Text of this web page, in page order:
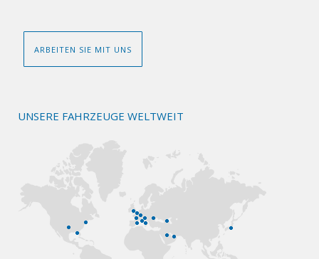
ARBEITEN SIE MIT UNS
UNSERE FAHRZEUGE WELTWEIT